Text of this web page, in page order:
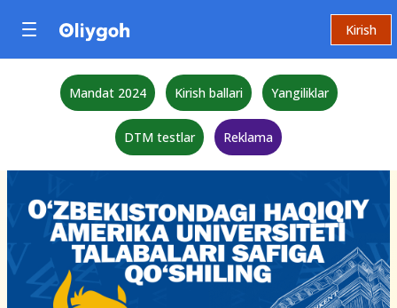
Kirish
Mandat 2024 Kirish ballari Yangiliklar
DTM testlar Reklama